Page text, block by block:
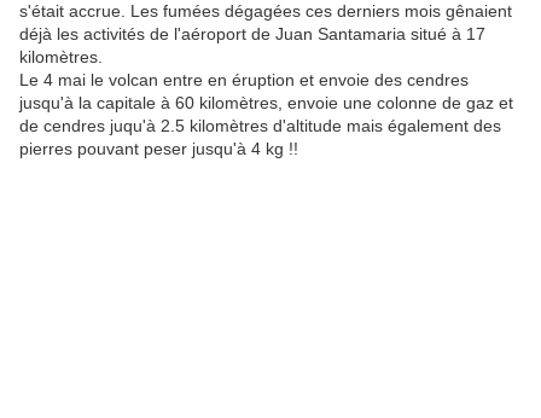
s'était accrue. Les fumées dégagées ces derniers mois gênaient
déjà les activités de l'aéroport de Juan Santamaria situé à 17
kilomètres.
Le 4 mai le volcan entre en éruption et envoie des cendres
jusqu'à la capitale à 60 kilomètres, envoie une colonne de gaz et
de cendres juqu'à 2.5 kilomètres d'altitude mais également des
pierres pouvant peser jusqu'à 4 kg !!